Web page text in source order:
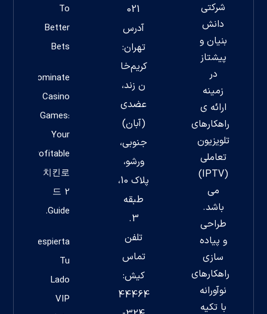
شرکتی
دانش
بنیان و
پیشتاز
در
زمینه
ارائه ی
راهکارهای
تلویزیون
تعاملی
(IPTV)
می
باشد.
طراحی
و پیاده
سازی
راهکارهای
نوآورانه
با تکیه
021
آدرس
تهران:
کریم‌خا
ن زند،
عضدی
(آبان)
جنوبی،
ورشو،
پلاک 10،
طبقه
3.
تلفن
تماس
کیش:
44464
To
Better
Bets
Dominate
Casino
Games:
Your
Profitable
치킨로
드 2
Guide.
Despierta
Tu
Lado
VIP